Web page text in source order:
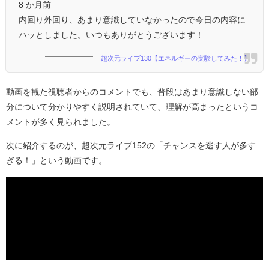
8 か月前
内回り外回り、あまり意識していなかったので今日の内容に
ハッとしました。いつもありがとうございます！
超次元ライブ130【エネルギーの実験してみた！】
動画を観た視聴者からのコメントでも、普段はあまり意識しない部
分について分かりやすく説明されていて、理解が高まったというコ
メントが多く見られました。
次に紹介するのが、超次元ライブ152の「チャンスを逃す人が多す
ぎる！」という動画です。